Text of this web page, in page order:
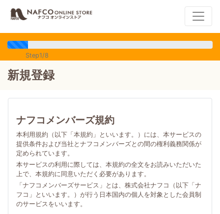
Step1/8
新規登録
ナフコメンバーズ規約
本利用規約（以下「本規約」といいます。）には、本サービスの
提供条件および当社とナフコメンバーズとの間の権利義務関係が
定められています。
本サービスの利用に際しては、本規約の全文をお読みいただいた
上で、本規約に同意いただく必要があります。
「ナフコメンバーズサービス」とは、株式会社ナフコ（以下「ナ
フコ」といいます。）が行う日本国内の個人を対象とした会員制
のサービスをいいます。